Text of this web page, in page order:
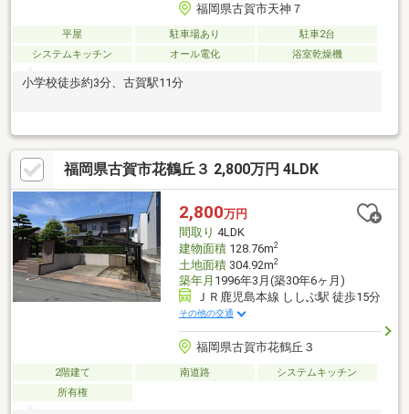
福岡県古賀市天神７
平屋 駐車場あり
駐車2台
システムキッチン
オール電化 浴室乾燥機
小学校徒歩約3分、古賀駅11分
福岡県古賀市花鶴丘３ 2,800万円 4LDK
2,800万円
間取り 4LDK
建物面積128.76m2
土地面積304.92m2
築年月 1996年3月(築30年6ヶ月)
ＪＲ鹿児島本線 ししぶ駅 徒歩15分
その他の交通
福岡県古賀市花鶴丘３
2階建て 南道路
システムキッチン
所有権